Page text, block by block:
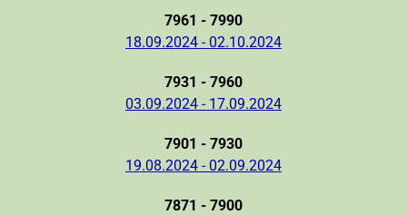
7961 - 7990
18.09.2024 - 02.10.2024
7931 - 7960
03.09.2024 - 17.09.2024
7901 - 7930
19.08.2024 - 02.09.2024
7871 - 7900